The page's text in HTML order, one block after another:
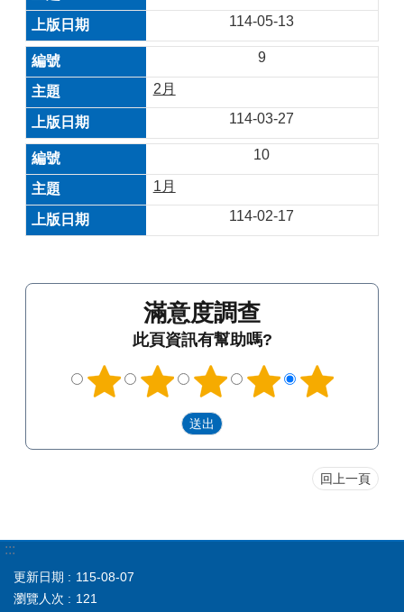
114-05-13
9
2月
114-03-27
10
1月
114-02-17
滿意度調查
此頁資訊有幫助嗎?
回上一頁
:::
更新日期
115-08-07
瀏覽人次
121